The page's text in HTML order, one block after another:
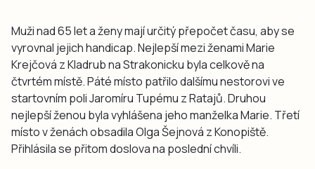
Muži nad 65 let a ženy mají určitý přepočet času, aby se
vyrovnal jejich handicap. Nejlepší mezi ženami Marie
Krejčová z Kladrub na Strakonicku byla celkově na
čtvrtém místě. Páté místo patřilo dalšímu nestorovi ve
startovním poli Jaromíru Tupému z Ratajů. Druhou
nejlepší ženou byla vyhlášena jeho manželka Marie. Třetí
místo v ženách obsadila Olga Šejnová z Konopiště.
Přihlásila se přitom doslova na poslední chvíli.